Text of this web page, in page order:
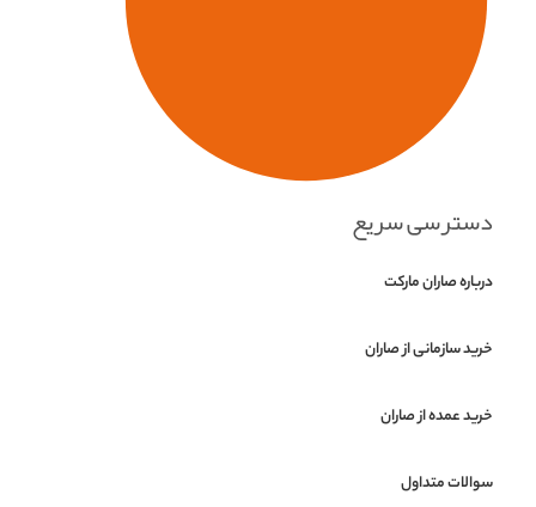
دسترسی سریع
درباره صاران مارکت
خرید سازمانی از صاران
خرید عمده از صاران
سوالات متداول